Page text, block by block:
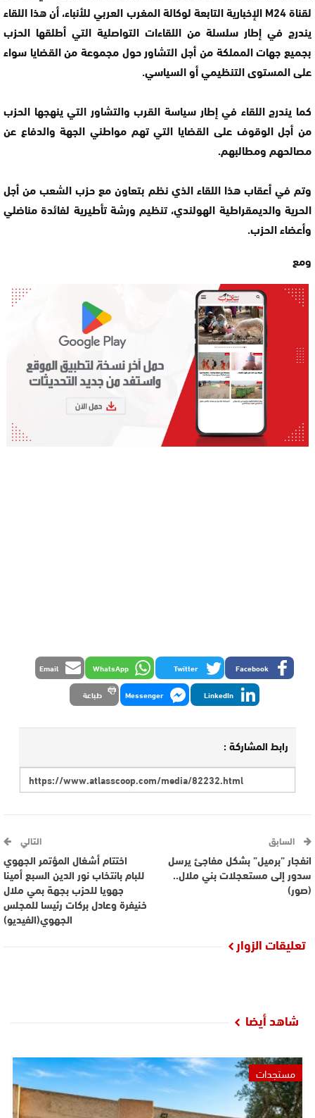
لقناة M24 الإخبارية التابعة لوكالة المغرب العربي للأنباء، أن هذا اللقاء
يندرج في إطار سلسلة من اللقاءات التواصلية التي أطلقها الحزب
بجميع جهات المملكة من أجل التشاور حول مجموعة من القضايا سواء
على المستوى التنظيمي أو السياسي.
كما يندرج اللقاء في إطار سياسة القرب والتشاور التي ينهجها الحزب
من أجل الوقوف على القضايا التي تهم مواطني الجهة والدفاع عن
مصالحهم ومطالبهم.
وتم في أعقاب هذا اللقاء الذي نظم بتعاون مع حزب الشعب من أجل
الحرية والديمقراطية الهولندي، تنظيم ورشة تأطيرية لفائدة مناضلي
وأعضاء الحزب.
ومع
Facebook
Twitter
WhatsApp
Email
LinkedIn
Messenger طباعة
رابط المشاركة :
السابق
انفجار ”برميل” بشكل مفاجئ يرسل
سدور إلى مستعجلات بني ملال..
(صور)
التالي
اختتام أشغال المؤتمر الجهوي
للبام بانتخاب نور الدين السبع أمينا
جهويا للحزب بجهة بمي ملال
خنيفرة وعادل بركات رئيسا للمجلس
الجهوي(الفيديو)
تعليقات الزوار
شاهد أيضا
مستجدات